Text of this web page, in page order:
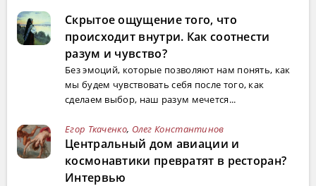
Скрытое ощущение того, что
происходит внутри. Как соотнести
разум и чувство?
Без эмоций, которые позволяют нам понять, как
мы будем чувствовать себя после того, как
сделаем выбор, наш разум мечется...
Егор Ткаченко, Олег Константинов
Центральный дом авиации и
космонавтики превратят в ресторан?
Интервью